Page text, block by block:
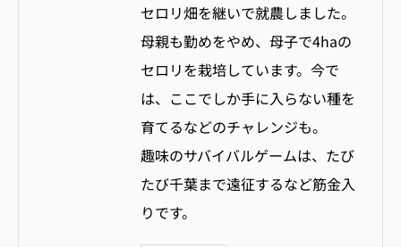
セロリ畑を継いで就農しました。
母親も勤めをやめ、母子で4haの
セロリを栽培しています。今で
は、ここでしか手に入らない種を
育てるなどのチャレンジも。
趣味のサバイバルゲームは、たび
たび千葉まで遠征するなど筋金入
りです。